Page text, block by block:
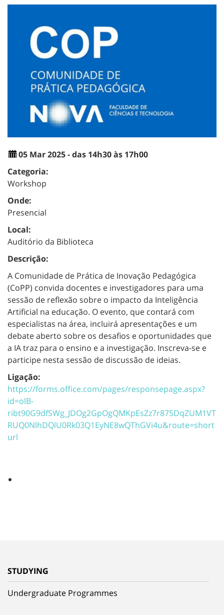
05 Mar 2025 - das 14h30 às 17h00
Categoria:
Workshop
Onde:
Presencial
Local:
Auditório da Biblioteca
Descrição:
A Comunidade de Prática de Inovação Pedagógica
(CoPP) convida docentes e investigadores para uma
sessão de reflexão sobre o impacto da Inteligência
Artificial na educação. O evento, que contará com
especialistas na área, incluirá apresentações e um
debate aberto sobre os desafios e oportunidades que
a IA traz para o ensino e a investigação. Inscreva-se e
participe nesta sessão de discussão de ideias.
Ligação:
https://forms.office.com/pages/responsepage.aspx?
id=olB-
ribt90G9dfSWg_JDOg2GpOgQMKpEsZz7r875DqZUM1VT
RUQ0NlhDQlU0Rk03Q1EyNE8wQThGVi4u&route=short
url
STUDYING
Undergraduate Programmes